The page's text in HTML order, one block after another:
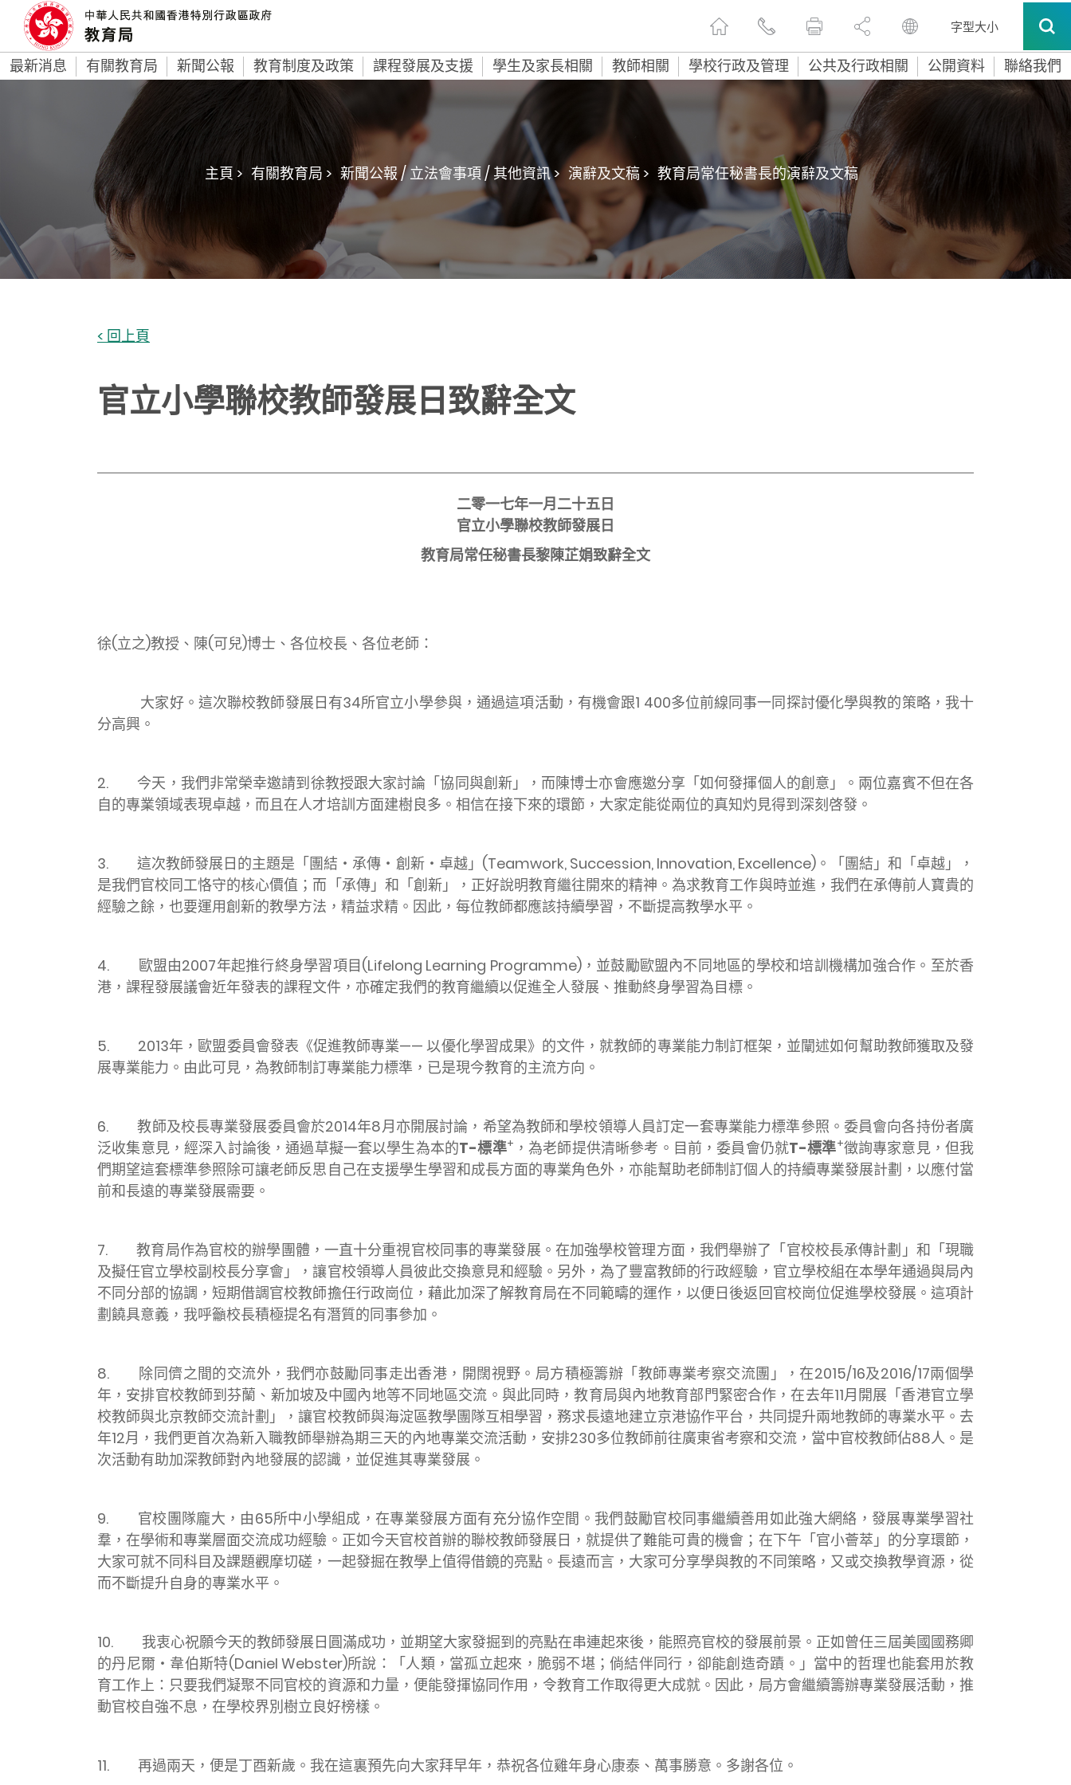
字型大小
最新消息 有關教育局 新聞公報 教育制度及政策 課程發展及支援 學生及家長相關 教師相關 學校行政及管理 公共及行政相關 公開資料 聯絡我們
主頁 > 有關教育局 > 新聞公報 / 立法會事項 / 其他資訊 > 演辭及文稿 > 教育局常任秘書長的演辭及文稿
< 回上頁
官立小學聯校教師發展日致辭全文
二零一七年一月二十五日
官立小學聯校教師發展日
教育局常任秘書長黎陳芷娟致辭全文
徐(立之)教授、陳(可兒)博士、各位校長、各位老師：
大家好。這次聯校教師發展日有34所官立小學參與，通過這項活動，有機會跟1 400多位前線同事一同探討優化學與教的策略，我十
分高興。
2. 今天，我們非常榮幸邀請到徐教授跟大家討論「協同與創新」，而陳博士亦會應邀分享「如何發揮個人的創意」。兩位嘉賓不但在各
自的專業領域表現卓越，而且在人才培訓方面建樹良多。相信在接下來的環節，大家定能從兩位的真知灼見得到深刻啓發。
3. 這次教師發展日的主題是「團結‧承傳‧創新‧卓越」(Teamwork, Succession, Innovation, Excellence)。「團結」和「卓越」，
是我們官校同工恪守的核心價值；而「承傳」和「創新」，正好說明教育繼往開來的精神。為求教育工作與時並進，我們在承傳前人寶貴的
經驗之餘，也要運用創新的教學方法，精益求精。因此，每位教師都應該持續學習，不斷提高教學水平。
4. 歐盟由2007年起推行終身學習項目(Lifelong Learning Programme)，並鼓勵歐盟內不同地區的學校和培訓機構加強合作。至於香
港，課程發展議會近年發表的課程文件，亦確定我們的教育繼續以促進全人發展、推動終身學習為目標。
5. 2013年，歐盟委員會發表《促進教師專業—— 以優化學習成果》的文件，就教師的專業能力制訂框架，並闡述如何幫助教師獲取及發
展專業能力。由此可見，為教師制訂專業能力標準，已是現今教育的主流方向。
6. 教師及校長專業發展委員會於2014年8月亦開展討論，希望為教師和學校領導人員訂定一套專業能力標準參照。委員會向各持份者廣
泛收集意見，經深入討論後，通過草擬一套以學生為本的T-標準+ ，為老師提供清晰參考。目前，委員會仍就T-標準+徵詢專家意見，但我
們期望這套標準參照除可讓老師反思自己在支援學生學習和成長方面的專業角色外，亦能幫助老師制訂個人的持續專業發展計劃，以應付當
前和長遠的專業發展需要。
7. 教育局作為官校的辦學團體，一直十分重視官校同事的專業發展。在加強學校管理方面，我們舉辦了「官校校長承傳計劃」和「現職
及擬任官立學校副校長分享會」，讓官校領導人員彼此交換意見和經驗。另外，為了豐富教師的行政經驗，官立學校組在本學年通過與局內
不同分部的協調，短期借調官校教師擔任行政崗位，藉此加深了解教育局在不同範疇的運作，以便日後返回官校崗位促進學校發展。這項計
劃饒具意義，我呼籲校長積極提名有潛質的同事參加。
8. 除同儕之間的交流外，我們亦鼓勵同事走出香港，開闊視野。局方積極籌辦「教師專業考察交流團」，在2015/16及2016/17兩個學
年，安排官校教師到芬蘭、新加坡及中國內地等不同地區交流。與此同時，教育局與內地教育部門緊密合作，在去年11月開展「香港官立學
校教師與北京教師交流計劃」，讓官校教師與海淀區教學團隊互相學習，務求長遠地建立京港協作平台，共同提升兩地教師的專業水平。去
年12月，我們更首次為新入職教師舉辦為期三天的內地專業交流活動，安排230多位教師前往廣東省考察和交流，當中官校教師佔88人。是
次活動有助加深教師對內地發展的認識，並促進其專業發展。
9. 官校團隊龐大，由65所中小學組成，在專業發展方面有充分協作空間。我們鼓勵官校同事繼續善用如此強大網絡，發展專業學習社
羣，在學術和專業層面交流成功經驗。正如今天官校首辦的聯校教師發展日，就提供了難能可貴的機會；在下午「官小薈萃」的分享環節，
大家可就不同科目及課題觀摩切磋，一起發掘在教學上值得借鏡的亮點。長遠而言，大家可分享學與教的不同策略，又或交換教學資源，從
而不斷提升自身的專業水平。
10. 我衷心祝願今天的教師發展日圓滿成功，並期望大家發掘到的亮點在串連起來後，能照亮官校的發展前景。正如曾任三屆美國國務卿
的丹尼爾‧韋伯斯特(Daniel Webster)所說：「人類，當孤立起來，脆弱不堪；倘結伴同行，卻能創造奇蹟。」當中的哲理也能套用於教
育工作上：只要我們凝聚不同官校的資源和力量，便能發揮協同作用，令教育工作取得更大成就。因此，局方會繼續籌辦專業發展活動，推
動官校自強不息，在學校界別樹立良好榜樣。
11. 再過兩天，便是丁酉新歲。我在這裏預先向大家拜早年，恭祝各位雞年身心康泰、萬事勝意。多謝各位。